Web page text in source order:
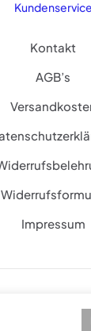
Kundenservice
Kontakt
AGB’s
Impressum